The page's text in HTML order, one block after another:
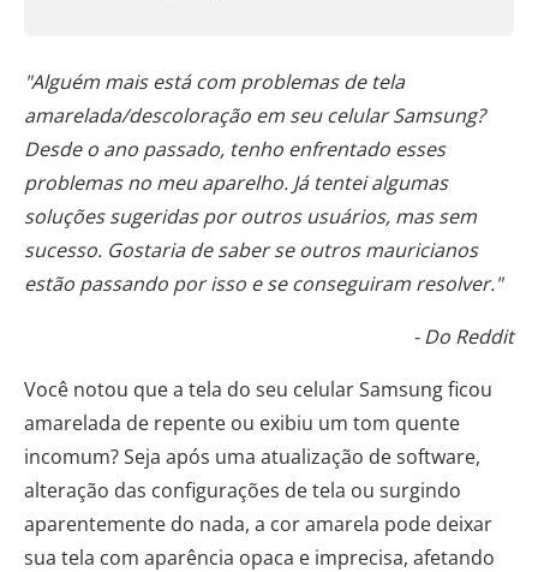
"Alguém mais está com problemas de tela
amarelada/descoloração em seu celular Samsung?
Desde o ano passado, tenho enfrentado esses
problemas no meu aparelho. Já tentei algumas
soluções sugeridas por outros usuários, mas sem
sucesso. Gostaria de saber se outros mauricianos
estão passando por isso e se conseguiram resolver."
- Do Reddit
Você notou que a tela do seu celular Samsung ficou
amarelada de repente ou exibiu um tom quente
incomum? Seja após uma atualização de software,
alteração das configurações de tela ou surgindo
aparentemente do nada, a cor amarela pode deixar
sua tela com aparência opaca e imprecisa, afetando